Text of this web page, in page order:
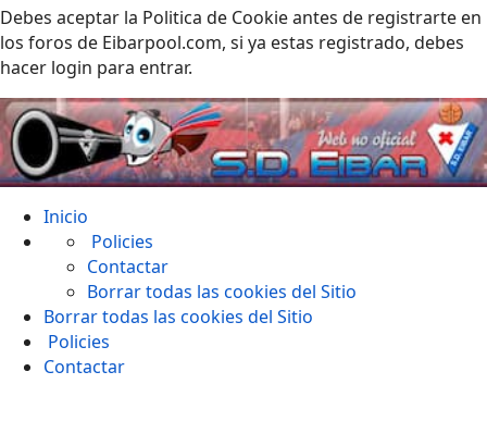
Debes aceptar la Politica de Cookie antes de registrarte en
los foros de Eibarpool.com, si ya estas registrado, debes
hacer login para entrar.
Inicio
Policies
Contactar
Borrar todas las cookies del Sitio
Borrar todas las cookies del Sitio
Policies
Contactar